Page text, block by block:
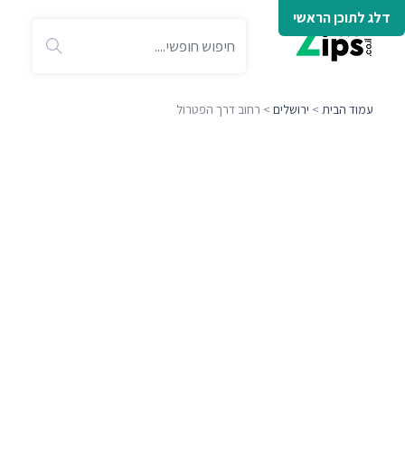
דלג לתוכן הראשי
עמוד הבית > ירושלים > רחוב דרך הפטרול